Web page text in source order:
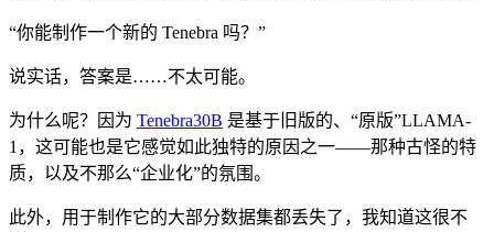
“你能制作一个新的 Tenebra 吗？”
说实话，答案是……不太可能。
为什么呢？因为 Tenebra30B 是基于旧版的、“原版”LLAMA-
1，这可能也是它感觉如此独特的原因之一——那种古怪的特
质，以及不那么“企业化”的氛围。
此外，用于制作它的大部分数据集都丢失了，我知道这很不